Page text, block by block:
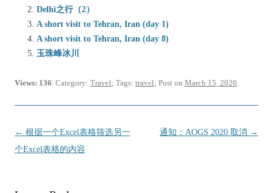
Delhi之行（2）
A short visit to Tehran, Iran (day 1)
A short visit to Tehran, Iran (day 8)
玉珠峰冰川
Views: 136. Category: Travel; Tags: travel; Post on March 15, 2020.
Post
navigation
← 根据一个Excel表格筛选另一
个Excel表格的内容
通知：AOGS 2020 取消 →